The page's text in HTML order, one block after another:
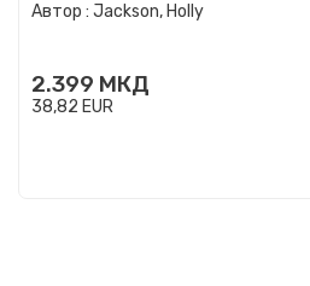
Автор : Jackson, Holly
2.399 МКД
38,82 EUR